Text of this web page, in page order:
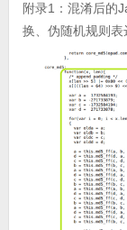
附录1：混淆后的
换、伪随机规则